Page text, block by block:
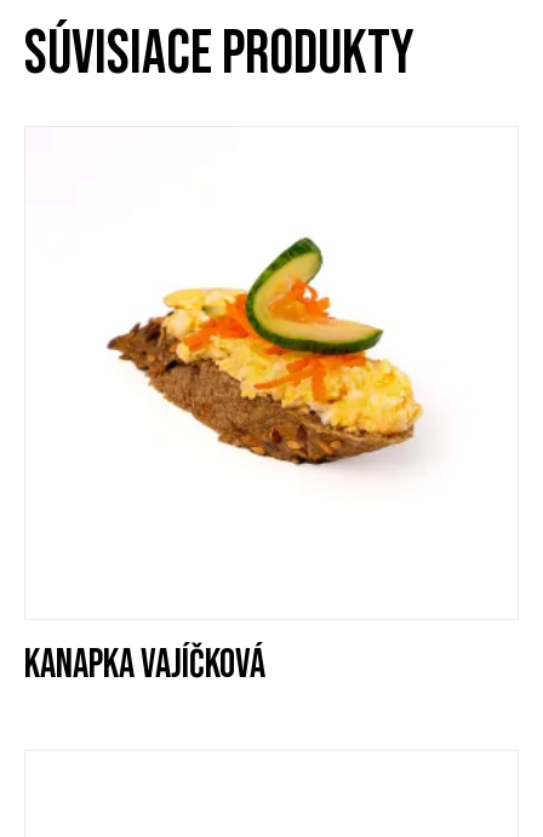
SÚVISIACE PRODUKTY
KANAPKA VAJÍČKOVÁ